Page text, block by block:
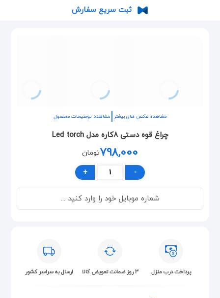
ثبت سریع سفارش
مشاهده عکس های بیشتر مشاهده توضیحات محصول
چراغ قوه دستی ۸کاره مدل Led torch
798,000تومان
-
+
پرداخت درب منزل ۳ روز ضمانت تعویض کالا ارسال به سراسر کشور